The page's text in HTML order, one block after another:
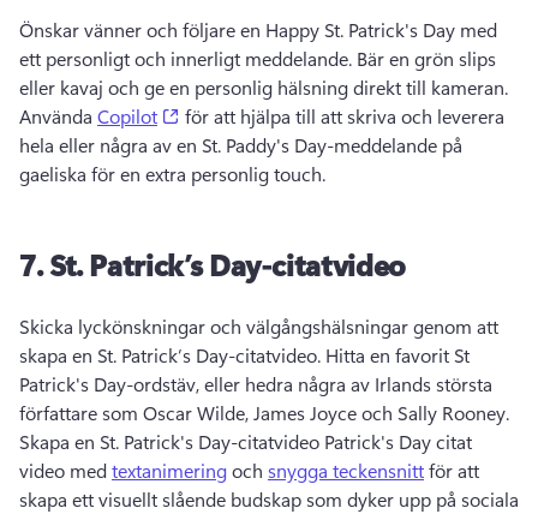
Önskar vänner och följare en Happy St. Patrick's Day med
ett personligt och innerligt meddelande. Bär en grön slips
Använda Copilot (opens in a new tab)
för att hjälpa till att skriva och leverera
hela eller några av en St. Paddy's Day-meddelande på
gaeliska för en extra personlig touch.
7.St.Patrick’s Day-citatvideo
Skicka lyckönskningar och välgångshälsningar genom att
skapa en St. Patrick’s Day-citatvideo. Hitta en favorit St
Patrick's Day-ordstäv, eller hedra några av Irlands största
Skapa en St. Patrick's Day-citatvideo Patrick's Day citat
video med textanimering och snygga teckensnitt för att
skapa ett visuellt slående budskap som dyker upp på sociala